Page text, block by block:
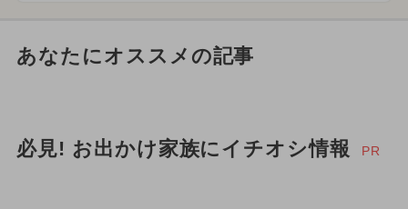
あなたにオススメの記事
必見! お出かけ家族にイチオシ情報 PR